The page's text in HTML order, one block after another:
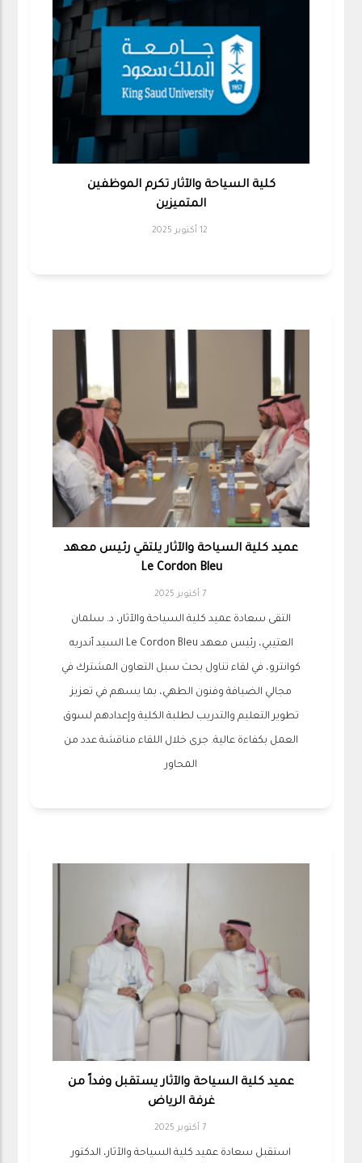
كلية السياحة والآثار تكرم الموظفين
المتميزين
12 أكتوبر 2025
عميد كلية السياحة والآثار يلتقي رئيس معهد
Le Cordon Bleu
7 أكتوبر 2025
التقى سعادة عميد كلية السياحة والآثار، د. سلمان
العتيبي، رئيس معهد Le Cordon Bleu السيد أندريه
كوانترو، في لقاء تناول بحث سبل التعاون المشترك في
مجالي الضيافة وفنون الطهي، بما يسهم في تعزيز
تطوير التعليم والتدريب لطلبة الكلية وإعدادهم لسوق
العمل بكفاءة عالية. جرى خلال اللقاء مناقشة عدد من
المحاور
عميد كلية السياحة والآثار يستقبل وفداً من
غرفة الرياض
7 أكتوبر 2025
استقبل سعادة عميد كلية السياحة والآثار، الدكتور